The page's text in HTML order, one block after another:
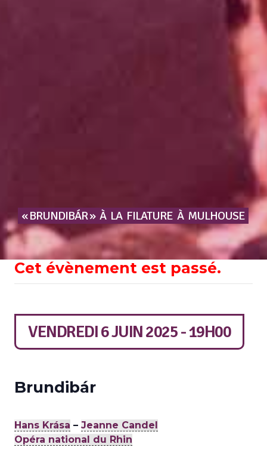
« BRUNDIBÁR » À LA FILATURE À MULHOUSE
Cet évènement est passé.
VENDREDI 6 JUIN 2025 - 19H00
Brundibár
Hans Krása – Jeanne Candel
Opéra national du Rhin